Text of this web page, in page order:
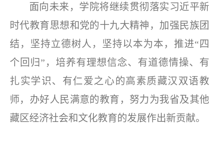
面向未来，学院将继续贯彻落实习近平新
时代教育思想和党的十九大精神，加强民族团
结，坚持立德树人，坚持以本为本，推进“四
个回归”，培养有理想信念、有道德情操、有
扎实学识、有仁爱之心的高素质藏汉双语教
师，办好人民满意的教育，努力为我省及其他
藏区经济社会和文化教育的发展作出新贡献。